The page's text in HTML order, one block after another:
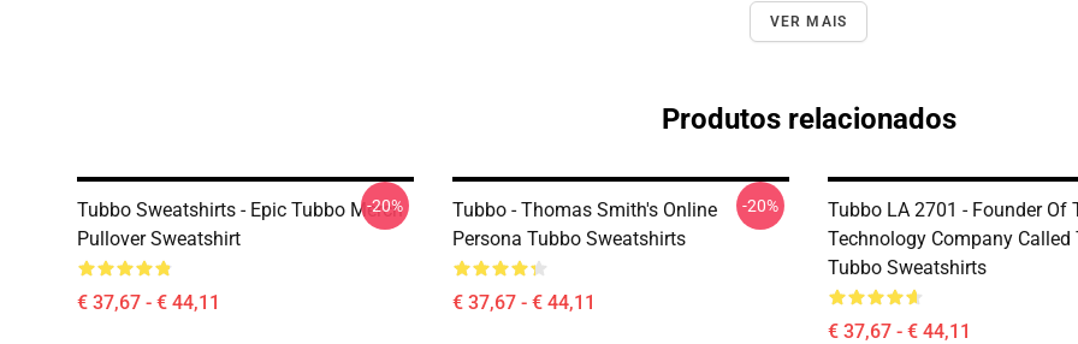
VER MAIS
Produtos relacionados
Tubbo Sweatshirts - Epic Tubbo Merch
Pullover Sweatshirt
€ 37,67 - € 44,11
-20%
Tubbo - Thomas Smith's Online
Persona Tubbo Sweatshirts
€ 37,67 - € 44,11
-20%
Tubbo LA 2701 - Founder Of
Technology Company Called
Tubbo Sweatshirts
€ 37,67 - € 44,11